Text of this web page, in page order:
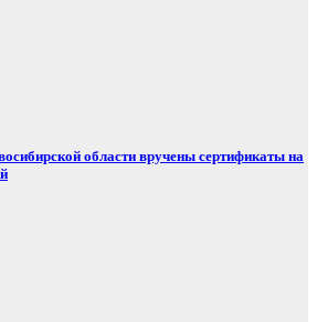
области вручены сертификаты на